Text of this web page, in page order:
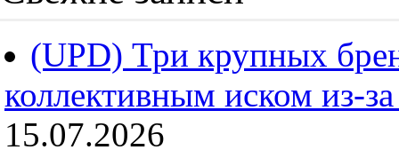
(UPD) Три крупных
коллективным иском из-
15.07.2026